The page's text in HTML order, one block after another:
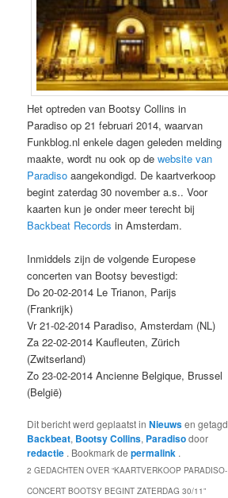
Het optreden van Bootsy Collins in
Paradiso op 21 februari 2014, waarvan
Funkblog.nl enkele dagen geleden melding
maakte, wordt nu ook op dewebsite van
Paradiso aangekondigd. De kaartverkoop
begint zaterdag 30 november a.s.. Voor
kaarten kun je onder meer terecht bij
Backbeat Recordsin Amsterdam.
Inmiddels zijn de volgende Europese
concerten van Bootsy bevestigd:
Do 20-02-2014 Le Trianon, Parijs
(Frankrijk)
Vr 21-02-2014 Paradiso, Amsterdam (NL)
Za 22-02-2014 Kaufleuten, Zürich
(Zwitserland)
Zo 23-02-2014 Ancienne Belgique, Brussel
(België)
Dit bericht werd geplaatst inNieuwsen getagd
Backbeat, Bootsy Collins, Paradisodoor
redactie . Bookmark depermalink .
2 GEDACHTEN OVER “KAARTVERKOOP PARADISO-
CONCERT BOOTSY BEGINT ZATERDAG 30/11”